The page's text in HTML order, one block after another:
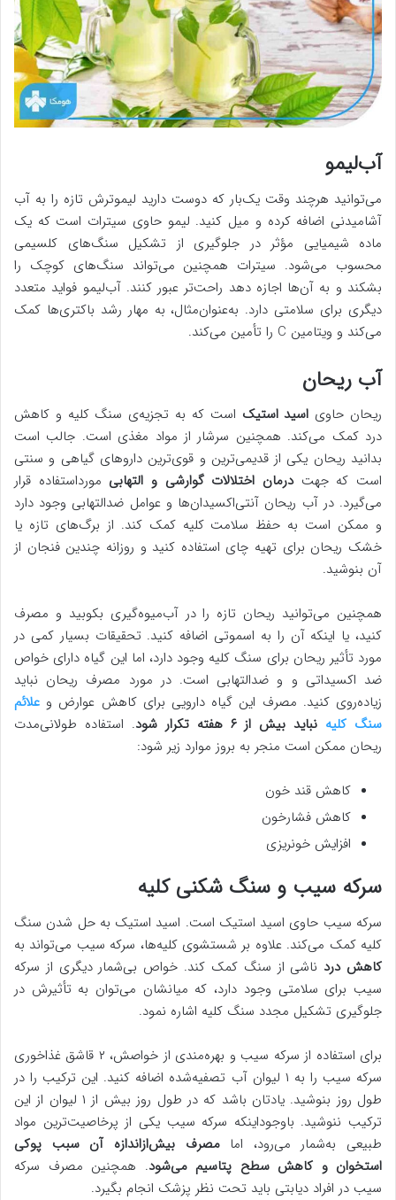
آب‌لیمو
می‌توانید هرچند وقت یک‌بار که دوست دارید لیموترش تازه را به آب
آشامیدنی اضافه کرده و میل کنید. لیمو حاوی سیترات است که یک
ماده شیمیایی مؤثر در جلوگیری از تشکیل سنگ‌های کلسیمی
محسوب می‌شود. سیترات همچنین می‌تواند سنگ‌های کوچک را
بشکند و به آن‌ها اجازه دهد راحت‌تر عبور کنند. آب‌لیمو فواید متعدد
دیگری برای سلامتی دارد. به‌عنوان‌مثال، به مهار رشد باکتری‌ها کمک
می‌کند و ویتامین C را تأمین می‌کند.
آب ریحان
ریحان حاوی اسید استیک است که به تجزیه‌ی سنگ کلیه و کاهش
درد کمک می‌کند. همچنین سرشار از مواد مغذی است. جالب است
بدانید ریحان یکی از قدیمی‌ترین و قوی‌ترین داروهای گیاهی و سنتی
است که جهتدرمان اختلالات گوارشی و التهابی مورداستفاده قرار
می‌گیرد. در آب ریحان آنتی‌اکسیدان‌ها و عوامل ضدالتهابی وجود دارد
و ممکن است به حفظ سلامت کلیه کمک کند. از برگ‌های تازه یا
خشک ریحان برای تهیه چای استفاده کنید و روزانه چندین فنجان از
آن بنوشید.
همچنین می‌توانید ریحان تازه را در آب‌میوه‌گیری بکوبید و مصرف
کنید، یا اینکه آن را به اسموتی اضافه کنید. تحقیقات بسیار کمی در
مورد تأثیر ریحان برای سنگ کلیه وجود دارد، اما این گیاه دارای خواص
ضد اکسیداتی و و ضدالتهابی است. در مورد مصرف ریحان نباید
زیاده‌روی کنید. مصرف این گیاه دارویی برای کاهش عوارض و علائم
سنگ کلیه نباید بیش از ۶ هفته تکرار شود
. استفاده طولانی‌مدت
ریحان ممکن است منجر به بروز موارد زیر شود:
کاهش قند خون
کاهش فشارخون
افزایش خونریزی
سرکه سیب و سنگ شکنی کلیه
سرکه سیب حاوی اسید استیک است. اسید استیک به حل شدن سنگ
کلیه کمک می‌کند. علاوه بر شستشوی کلیه‌ها، سرکه سیب می‌تواند به
کاهش درد ناشی از سنگ کمک کند. خواص بی‌شمار دیگری از سرکه
سیب برای سلامتی وجود دارد، که میانشان می‌توان به تأثیرش در
جلوگیری تشکیل مجدد سنگ کلیه اشاره نمود.
برای استفاده از سرکه سیب و بهره‌مندی از خواصش، ۲ قاشق غذاخوری
سرکه سیب را به ۱ لیوان آب تصفیه‌شده اضافه کنید. این ترکیب را در
طول روز بنوشید. یادتان باشد که در طول روز بیش از ۱ لیوان از این
ترکیب ننوشید. باوجوداینکه سرکه سیب یکی از پرخاصیت‌ترین مواد
طبیعی به‌شمار می‌رود، اما مصرف بیش‌ازاندازه آن سبب پوکی
استخوان و کاهش سطح پتاسیم می‌شود. همچنین مصرف سرکه
سیب در افراد دیابتی باید تحت نظر پزشک انجام بگیرد.